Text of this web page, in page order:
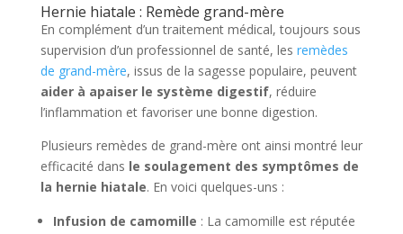
Hernie hiatale : Remède grand-mère
En complément d’un traitement médical, toujours sous
supervision d’un professionnel de santé, les remèdes
de grand-mère, issus de la sagesse populaire, peuvent
aider à apaiser le système digestif, réduire
l’inflammation et favoriser une bonne digestion.
Plusieurs remèdes de grand-mère ont ainsi montré leur
efficacité dans le soulagement des symptômes de
la hernie hiatale. En voici quelques-uns :
Infusion de camomille : La camomille est réputée